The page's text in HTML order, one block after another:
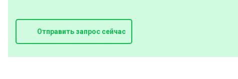
Отправить запрос сейчас